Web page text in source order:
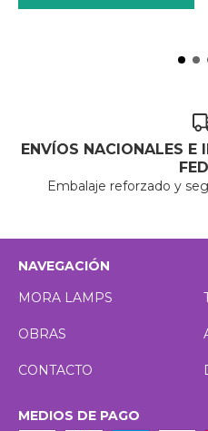
ENVÍOS NACIONALES E
Embalaje reforzado y
NAVEGACIÓN
MORA LAMPS
OBRAS
CONTACTO
MEDIOS DE PAGO